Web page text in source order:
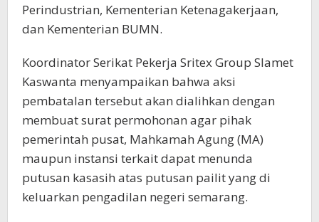
Perindustrian, Kementerian Ketenagakerjaan,
dan Kementerian BUMN.
Koordinator Serikat Pekerja Sritex Group Slamet
Kaswanta menyampaikan bahwa aksi
pembatalan tersebut akan dialihkan dengan
membuat surat permohonan agar pihak
pemerintah pusat, Mahkamah Agung (MA)
maupun instansi terkait dapat menunda
putusan kasasih atas putusan pailit yang di
keluarkan pengadilan negeri semarang.